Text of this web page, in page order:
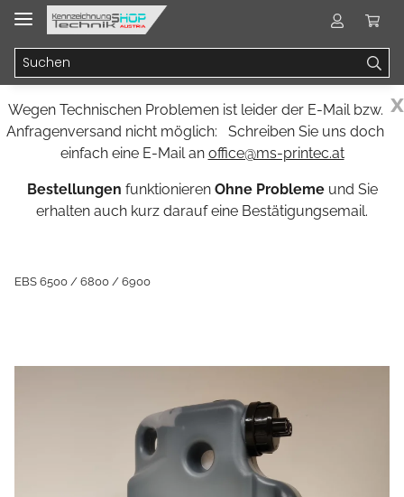
x
Wegen Technischen Problemen ist leider der E-Mail bzw.
Anfragenversand nicht möglich: Schreiben Sie uns doch
einfach eine E-Mail an office@ms-printec.at
Bestellungen funktionieren Ohne Problemeund Sie
erhalten auch kurz darauf eine Bestätigungsemail.
EBS 6500 / 6800 / 6900